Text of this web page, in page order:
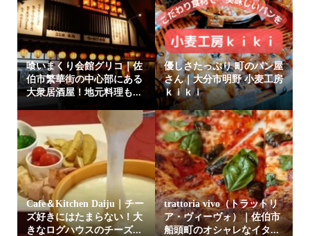
喰いまくり会館グリコ｜佐
伯市繁華街の中心部にある
大衆居酒屋！地元料理も...
優しさたっぷり 町のパン屋
さん｜大分市明野 小麦工房
ｋｉｋｉ
Cafe＆Kitchen Daiju｜チー
ズ好きにはたまらない！大
きなログハウスのチーズ...
trattoria vivo（トラットリ
ア・ヴィーヴォ）｜佐伯市
船頭町のオシャレなイタ...